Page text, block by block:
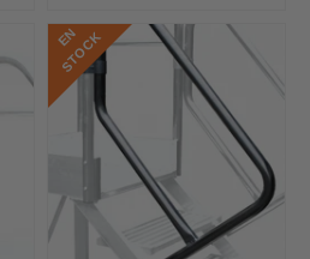
E
N
S
T
O
C
K